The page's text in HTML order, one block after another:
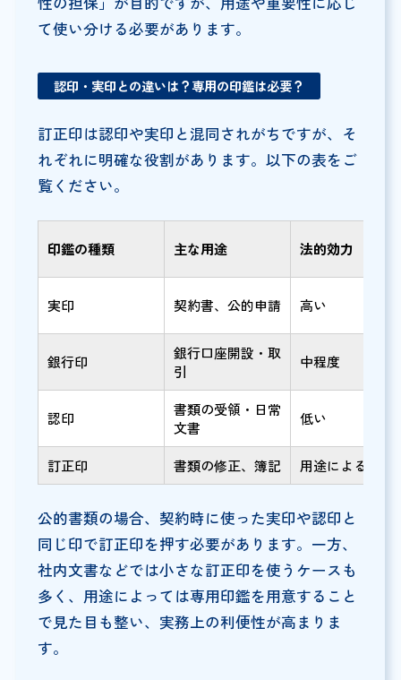
て使い分ける必要があります。
認印・実印との違いは？専用の印鑑は必要？
訂正印は認印や実印と混同されがちですが、そ
れぞれに明確な役割があります。以下の表をご
覧ください。
印鑑の種類 主な用途 法的効力
実印 契約書、公的申請 高い
銀行印
銀行口座開設・取
引
中程度
認印
書類の受領・日常
文書
低い
訂正印 書類の修正、簿記 用途による
公的書類の場合、契約時に使った実印や認印と
同じ印で訂正印を押す必要があります。一方、
社内文書などでは小さな訂正印を使うケースも
多く、用途によっては専用印鑑を用意すること
で見た目も整い、実務上の利便性が高まりま
す。